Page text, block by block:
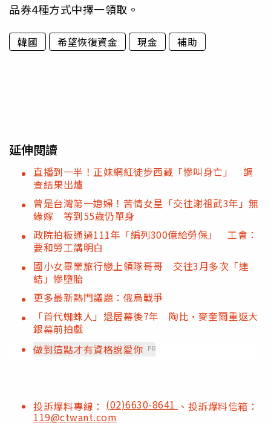
品券4種方式中擇一領取。
韓國 希望恢復資金 現金 補助
延伸閱讀
直播到一半！正妹網紅徒步西藏「慘叫身亡」 調
查結果出爐
曾是台灣第一媳婦！苦情女星「交往謝祖武3年」無
緣嫁 等到55歲仍單身
政院拍板通過111年「編列300億給勞保」 工會：
要和勞工講明白
國小女畢業旅行戀上領隊哥哥 交往3月多次「連
結」慘墮胎
更多最新熱門議題：俄烏戰爭
「首代蜘蛛人」退居幕後7年 陶比·麥奎爾重返大
銀幕前拍戲
做到這點才有資格說愛你 PR
投訴爆料專線： (02)6630-8641 、投訴爆料信箱：
119@ctwant.com